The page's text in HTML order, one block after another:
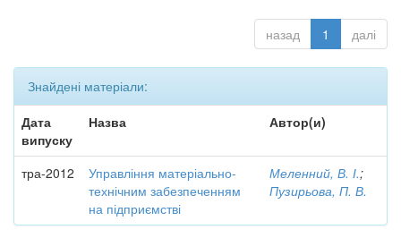
назад 1 далі
Знайдені матеріали:
Дата
випуску
Назва Автор(и)
тра-2012
Управління матеріально-
технічним забезпеченням
на підприємстві
Меленний, В. І.;
Пузирьова, П. В.